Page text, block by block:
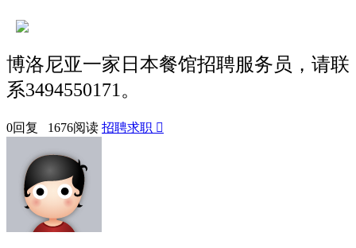
博洛尼亚一家日本餐馆招聘服务员，请联
系3494550171。
0回复 1676阅读 招聘求职 